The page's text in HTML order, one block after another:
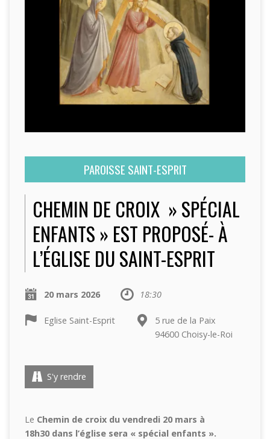
PAROISSE SAINT-ESPRIT
CHEMIN DE CROIX » SPÉCIAL
ENFANTS » EST PROPOSÉ- À
L’ÉGLISE DU SAINT-ESPRIT
20 mars 2026 18:30
Eglise Saint-Esprit
5 rue de la Paix
94600 Choisy-le-Roi
S'y rendre
Le Chemin de croix du vendredi 20 mars à
18h30 dans l’église sera « spécial enfants ».